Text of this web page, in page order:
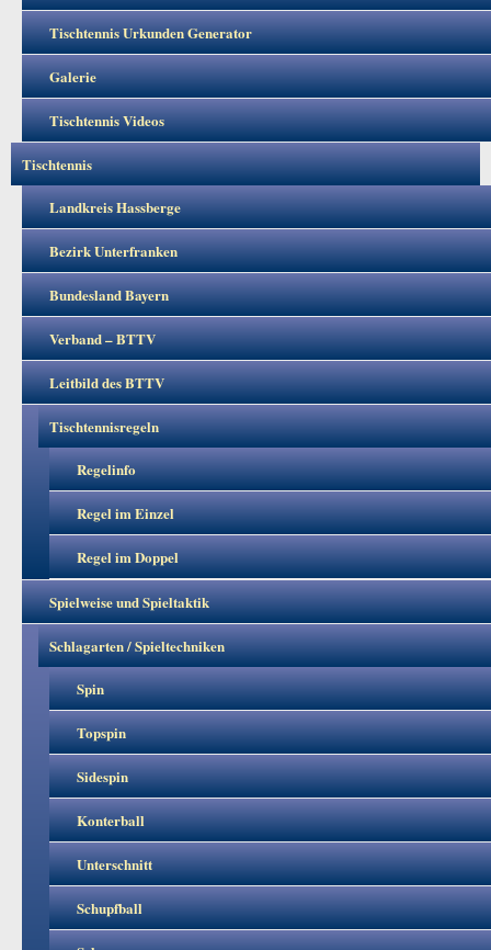
Tischtennis Urkunden Generator
Galerie
Tischtennis Videos
Tischtennis
Landkreis Hassberge
Bezirk Unterfranken
Bundesland Bayern
Verband – BTTV
Leitbild des BTTV
Tischtennisregeln
Regelinfo
Regel im Einzel
Regel im Doppel
Spielweise und Spieltaktik
Schlagarten / Spieltechniken
Spin
Topspin
Sidespin
Konterball
Unterschnitt
Schupfball